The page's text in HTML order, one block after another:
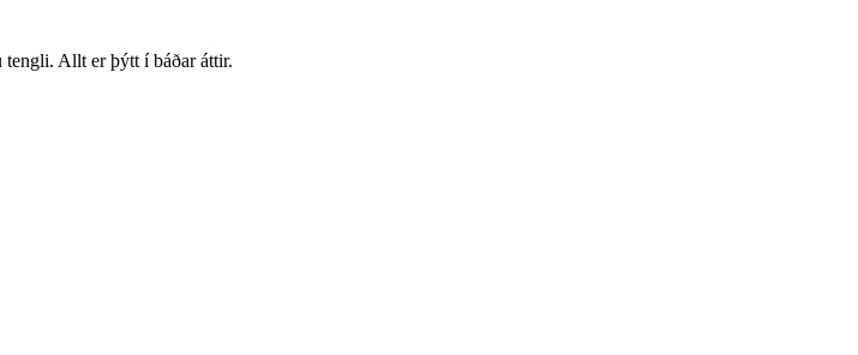
Allt er þýtt í báðar áttir.